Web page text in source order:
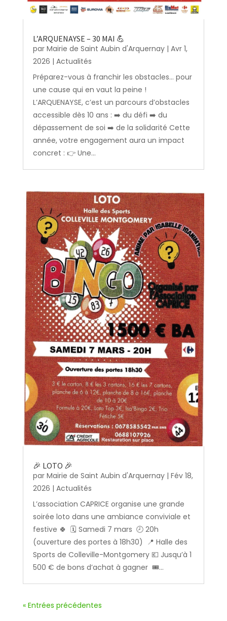
L’ARQUENAYSE – 30 MAI 💪
par Mairie de Saint Aubin d'Arquernay| Avr 1,
2026 | Actualités
Préparez-vous à franchir les obstacles… pour
une cause qui en vaut la peine !
L’ARQUENAYSE, c’est un parcours d’obstacles
accessible dès 10 ans : ➡️ du défi ➡️ du
dépassement de soi ➡️ de la solidarité Cette
année, votre engagement aura un impact
concret : 👉 Une...
🎉 LOTO 🎉
par Mairie de Saint Aubin d'Arquernay| Fév 18,
2026 | Actualités
L’association CAPRICE organise une grande
soirée loto dans une ambiance conviviale et
festive 🍀 🗓️ Samedi 7 mars 🕗 20h
(ouverture des portes à 18h30) 📍 Halle des
Sports de Colleville-Montgomery 💶 Jusqu’à 1
500 € de bons d’achat à gagner 🎟️...
« Entrées précédentes